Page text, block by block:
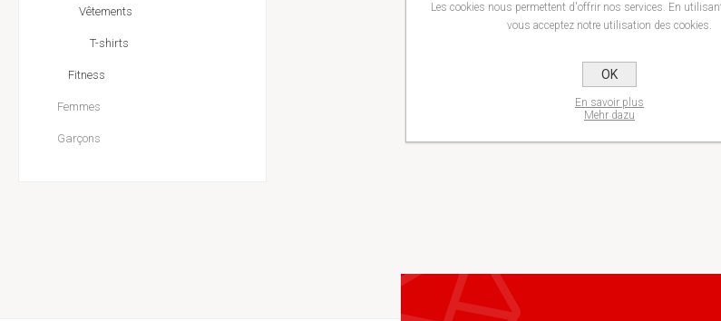
Vêtements
T-shirts
Fitness
Femmes
Garçons
Les cookies nous permettent d'offrir nos services. En
vous acceptez notre utilisation des cookies.
OK
En savoir plus
Mehr dazu